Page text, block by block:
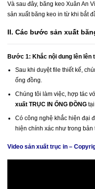
Và sau đây, băng keo Xuân An
sản xuất băng keo in từ khi bắt
II. Các bước sản xuất
Bước 1: Khắc nội dung lên lên
Sau khi duyệt file thiết kế,
ống đồng.
Chúng tôi làm việc, hợp tác
xuất TRỤC IN ỐNG ĐỒNGtại
Có công nghệ khắc hiện đại
hiện chính xác như trong bản
Video sản xuất trục in –